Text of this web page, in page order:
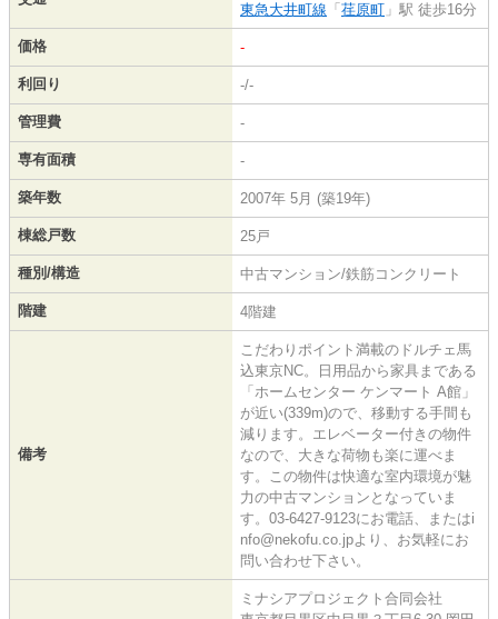
東急大井町線 「 荏原町 」駅 徒歩16分
価格 -
利回り -/-
管理費 -
専有面積 -
築年数 2007年 5月 (築19年)
棟総戸数 25戸
種別/構造 中古マンション/鉄筋コンクリート
階建 4階建
備考
こだわりポイント満載のドルチェ馬
込東京NC。日用品から家具まである
「ホームセンター ケンマート A館」
が近い(339m)ので、移動する手間も
減ります。エレベーター付きの物件
なので、大きな荷物も楽に運べま
す。この物件は快適な室内環境が魅
力の中古マンションとなっていま
す。03-6427-9123にお電話、またはi
nfo@nekofu.co.jpより、お気軽にお
問い合わせ下さい。
ミナシアプロジェクト合同会社